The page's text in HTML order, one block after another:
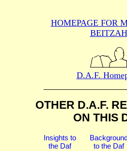
HOMEPAGE FOR
BEITZAH
D.A.F.
OTHER D.A.F.
ON THIS
Insights to
the Daf
to the Daf